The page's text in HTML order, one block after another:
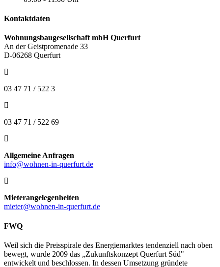
Kontaktdaten
Wohnungsbaugesellschaft mbH Querfurt
An der Geistpromenade 33
D-06268 Querfurt
03 47 71 / 522 3
03 47 71 / 522 69
Allgemeine Anfragen
info@wohnen-in-querfurt.de
Mieterangelegenheiten
mieter@wohnen-in-querfurt.de
FWQ
Weil sich die Preisspirale des Energiemarktes tendenziell nach oben
bewegt, wurde 2009 das „Zukunftskonzept Querfurt Süd"
entwickelt und beschlossen. In dessen Umsetzung gründete